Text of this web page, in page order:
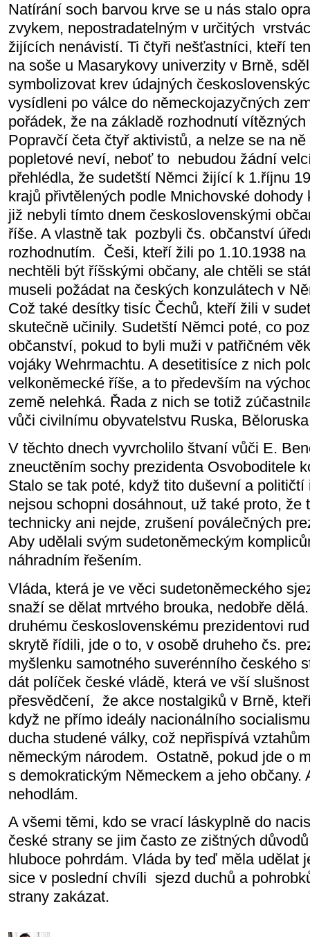
Natírání soch barvou krve se u nás stalo
zvykem, nepostradatelným v určitých
žijících nenávistí. Ti čtyři nešťastníci, kteří
na soše u Masarykovy univerzity v Brně,
symbolizovat krev údajných
vysídleni po válce do německojazyčných
pořádek, že na základě rozhodnutí
Popravčí četa čtyř aktivistů, a nelze se na
popletové neví, neboť to nebudou žádní
přehlédla, že sudetští Němci žijící k 1.říjnu
krajů přivtělených podle Mnichovské
již nebyli tímto dnem československými
říše. A vlastně tak pozbyli čs. občanství
rozhodnutím. Češi, kteří žili po 1.10.1938
nechtěli být říšskými občany, ale chtěli se
museli požádat na českých konzulátech v
Což také desítky tisíc Čechů, kteří žili v
skutečně učinily. Sudetští Němci poté, co
občanství, pokud to byli muži v patřičném
vojáky Wehrmachtu. A desetitisíce z nich
velkoněmecké říše, a to především na
země nelehká. Řada z nich se totiž
vůči civilnímu obyvatelstvu Ruska,
V těchto dnech vyvrcholilo štvaní vůči E.
zneuctěním sochy prezidenta Osvoboditele
Stalo se tak poté, když tito duševní a
nejsou schopni dosáhnout, už také proto, že
technicky ani nejde, zrušení poválečných
Aby udělali svým sudetoněmeckým
náhradním řešením.
Vláda, která je ve věci sudetoněmeckého
snaží se dělat mrtvého brouka, nedobře
druhému československému prezidentovi
skrytě řídili, jde o to, v osobě druheho čs.
myšlenku samotného suverénního českého
dát políček české vládě, která ve vší
přesvědčení, že akce nostalgiků v Brně,
když ne přímo ideály nacionálního
ducha studené války, což nepřispívá
německým národem. Ostatně, pokud jde o
s demokratickým Německem a jeho občany.
nehodlám.
A všemi těmi, kdo se vrací láskyplně do
české strany se jim často ze zištných
hluboce pohrdám. Vláda by teď měla udělat
sice v poslední chvíli sjezd duchů a
strany zakázat.